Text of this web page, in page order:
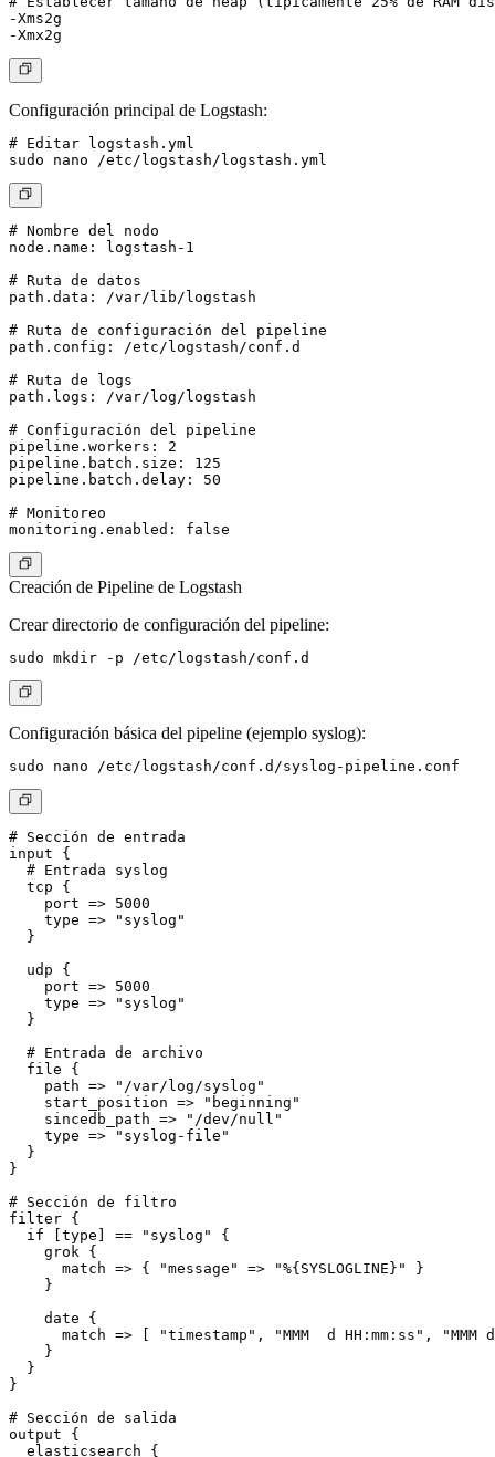
-Xms2g
Configuración principal de Logstash:
# Editar logstash.yml
# Nombre del nodo
node.name: logstash-1
# Ruta de datos
path.data: /var/lib/logstash
# Ruta de configuración del pipeline
path.config: /etc/logstash/conf.d
# Ruta de logs
path.logs: /var/log/logstash
# Configuración del pipeline
pipeline.workers: 2
pipeline.batch.size: 125
pipeline.batch.delay: 50
# Monitoreo
Creación de Pipeline de Logstash
Crear directorio de configuración del pipeline:
Configuración básica del pipeline (ejemplo syslog):
# Sección de entrada
input {
  # Entrada syslog
  tcp {
    port => 5000
    type => "syslog"
  }
  udp {
    port => 5000
    type => "syslog"
  }
  # Entrada de archivo
  file {
    path => "/var/log/syslog"
    start_position => "beginning"
    sincedb_path => "/dev/null"
    type => "syslog-file"
  }
}
# Sección de filtro
filter {
  if [type] == "syslog" {
    grok {
      match => { "message" => "%{SYSLOGLINE}" }
    }
    date {
match => [ "timestamp", "MMM  d HH:mm:ss", "MMM
    }
  }
}
# Sección de salida
output {
  elasticsearch {